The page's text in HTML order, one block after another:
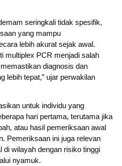
seringkali tidak spesifik,
yang mampu
lebih akurat sejak awal.
multiplex PCR menjadi salah
diagnosis dan
lebih tepat,” ujar perwakilan
untuk individu yang
hari pertama, terutama jika
atau hasil pemeriksaan awal
Pemeriksaan ini juga relevan
di wilayah dengan risiko tinggi
nyamuk.